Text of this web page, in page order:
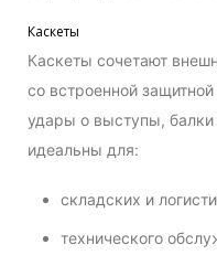
Каскеты
Каскеты сочетают
со встроенной
удары о выступы, балки
идеальны для:
складских и
технического